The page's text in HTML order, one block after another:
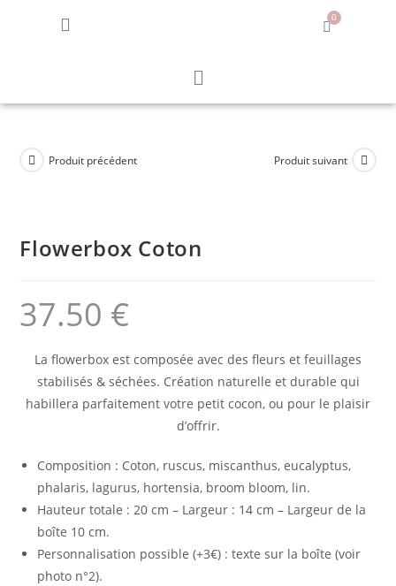
0
Produit précédent Produit suivant
Flowerbox Coton
37.50 €
La flowerbox est composée avec des fleurs et feuillages
stabilisés & séchées. Création naturelle et durable qui
habillera parfaitement votre petit cocon, ou pour le plaisir
d’offrir.
Composition : Coton, ruscus, miscanthus, eucalyptus,
phalaris, lagurus, hortensia, broom bloom, lin.
Hauteur totale : 20 cm – Largeur : 14 cm – Largeur de la
boîte 10 cm.
Personnalisation possible (+3€) : texte sur la boîte (voir
photo n°2).